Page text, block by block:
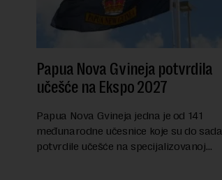
Papua Nova Gvineja potvrdila
učešće na Ekspo 2027
Papua Nova Gvineja jedna je od 141
međunarodne učesnice koje su do sada
potvrdile učešće na specijalizovanoj